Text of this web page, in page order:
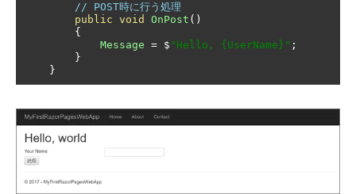
// POST時に行う処理
public void OnPost ()
{
Message = $ "Hello, {UserName}" ;
}
}